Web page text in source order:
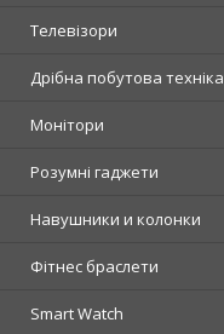
Телевізори
Дрібна побутова техніка
Монітори
Розумні гаджети
Навушники и колонки
Фітнес браслети
Smart Watch